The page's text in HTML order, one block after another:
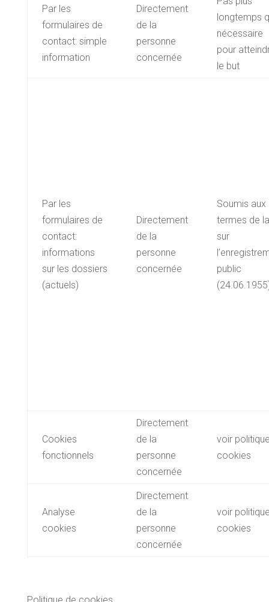
Par les
formulaires de
contact: simple
information
Directement
de la
personne
concernée
longtemps
nécessaire
pour
le but
Par les
formulaires de
contact:
informations
sur les dossiers
(actuels)
Directement
de la
personne
concernée
Soumis aux
termes de
sur
public
Cookies
fonctionnels
Directement
de la
personne
concernée
voir
cookies
Analyse
cookies
Directement
de la
personne
concernée
voir
cookies